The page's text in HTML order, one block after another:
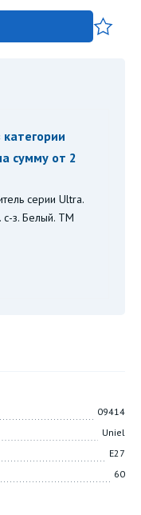
сумму от 2
серии Ultra.
з. Белый. TM
09414
Uniel
E27
60